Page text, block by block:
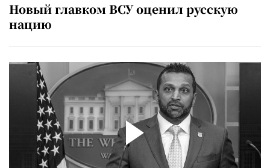
Новый главком ВСУ оценил русскую
нацию